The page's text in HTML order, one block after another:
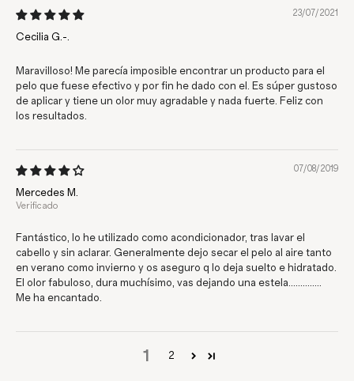
23/07/2021
Cecilia G.-.
Maravilloso! Me parecía imposible encontrar un producto para el
pelo que fuese efectivo y por fin he dado con el. Es súper gustoso
de aplicar y tiene un olor muy agradable y nada fuerte. Feliz con
los resultados.
07/08/2019
Mercedes M.
Fantástico, lo he utilizado como acondicionador, tras lavar el
cabello y sin aclarar. Generalmente dejo secar el pelo al aire tanto
en verano como invierno y os aseguro q lo deja suelto e hidratado.
El olor fabuloso, dura muchísimo, vas dejando una estela..............
Me ha encantado.
1 2